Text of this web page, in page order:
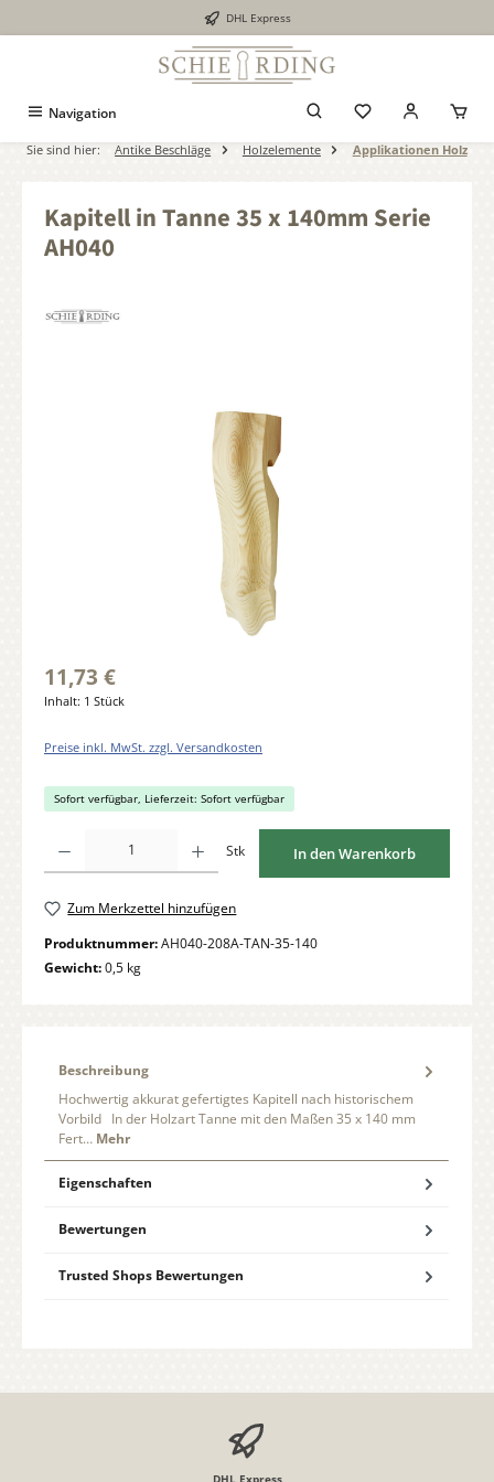
DHL Express
Navigation
Sie sind hier: Antike Beschläge Holzelemente Applikationen Holz
Kapitell in Tanne 35 x 140mm Serie
AH040
11,73 €
Inhalt: 1 Stück
Preise inkl. MwSt. zzgl. Versandkosten
Sofort verfügbar, Lieferzeit: Sofort verfügbar
Stk In den Warenkorb
Zum Merkzettel hinzufügen
Produktnummer:AH040-208A-TAN-35-140
Gewicht:0,5 kg
Beschreibung
Hochwertig akkurat gefertigtes Kapitell nach historischem
Vorbild In der Holzart Tanne mit den Maßen 35 x 140 mm
Fert… Mehr
Eigenschaften
Bewertungen
Trusted Shops Bewertungen
DHL Express